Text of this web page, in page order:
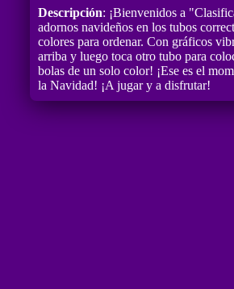
Descripción: ¡Bienvenidos a
adornos navideños en los tubos
colores para ordenar. Con gráficos
arriba y luego toca otro tubo para
bolas de un solo color! ¡Ese es el
la Navidad! ¡A jugar y a disfrutar!